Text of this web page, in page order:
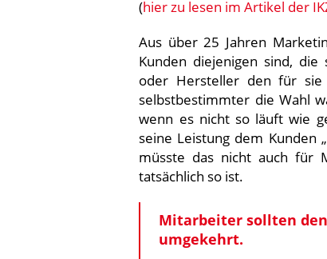
(hier zu lesen im Artikel der
Aus über 25 Jahren
Kunden diejenigen sind,
oder Hersteller den für sie
selbstbestimmter die Wahl
wenn es nicht so läuft wie
seine Leistung dem Kunden
müsste das nicht auch für
tatsächlich so ist.
Mitarbeiter sollten
umgekehrt.